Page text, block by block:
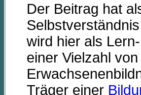
Der Beitrag hat
wird hier als
einer Vielzahl
Träger einer